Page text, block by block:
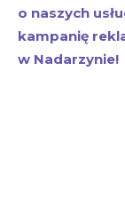
o naszych
kampanię
w Nadarzynie!